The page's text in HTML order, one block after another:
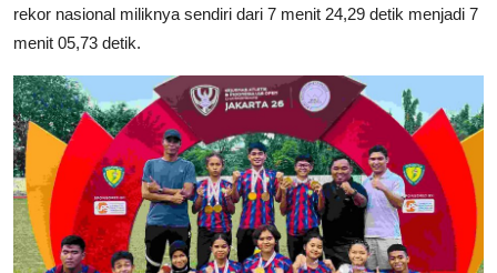
rekor nasional miliknya sendiri dari 7 menit 24,29 detik menjadi 7
menit 05,73 detik.